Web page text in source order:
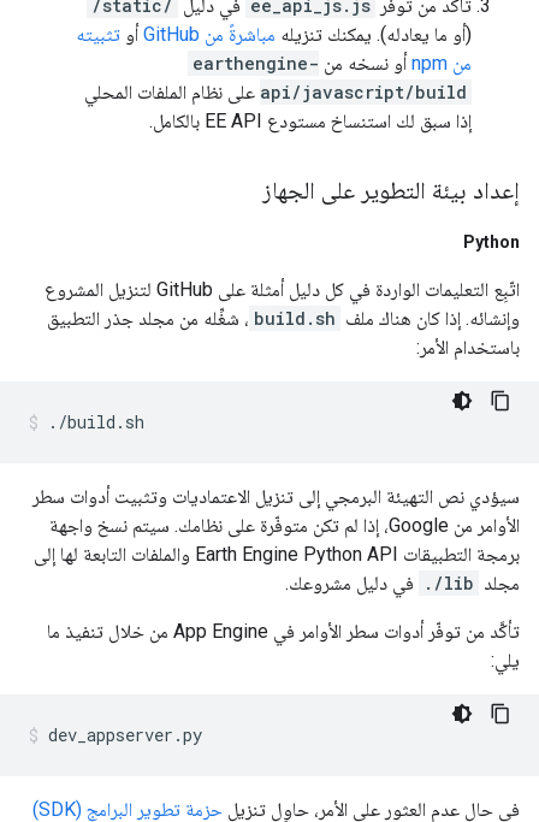
تأكَّد من توفّر ee_api_js.js في دليل /static/
(أو ما يعادله). يمكنك تنزيله مباشرةً من GitHub أو تثبيته
من npm
أو نسخه من earthengine-
api/javascript/build على نظام الملفات المحلي
إذا سبق لك استنساخ مستودع EE API بالكامل.
إعداد بيئة التطوير على الجهاز
Python
اتّبِع التعليمات الواردة في كل دليل أمثلة على GitHub لتنزيل المشروع
وإنشائه. إذا كان هناك ملف build.sh ، شغِّله من مجلد جذر التطبيق
باستخدام الأمر:
سيؤدي نص التهيئة البرمجي إلى تنزيل الاعتماديات وتثبيت أدوات سطر
الأوامر من Google، إذا لم تكن متوفّرة على نظامك. سيتم نسخ واجهة
برمجة التطبيقات Earth Engine Python API والملفات التابعة لها إلى
مجلد ./lib في دليل مشروعك.
تأكَّد من توفّر أدوات سطر الأوامر في App Engine من خلال تنفيذ ما
يلي:
في حال عدم العثور على الأمر، حاوِل تنزيل
حزمة تطوير البرامج (SDK)